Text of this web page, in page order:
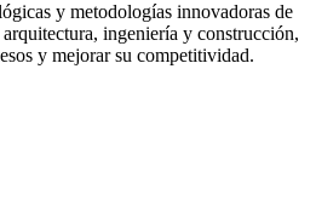
y metodologías innovadoras de
ingeniería y construcción,
y mejorar su competitividad.